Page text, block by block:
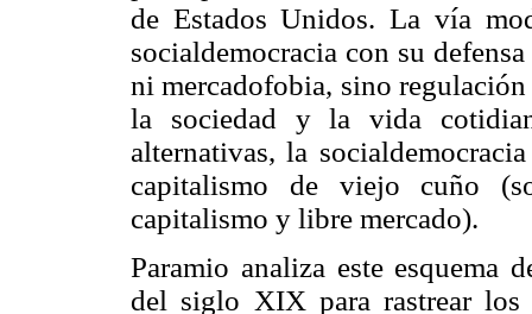
de Estados Unidos. La vía
socialdemocracia con su
ni mercadofobia, sino
la sociedad y la vida
alternativas, la
capitalismo de viejo cuño
capitalismo y libre mercado).
Paramio analiza este esquema
del siglo XIX para rastrear